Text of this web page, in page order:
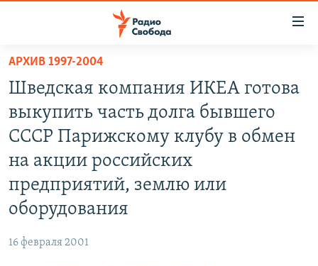
упрощенного
доступа
основному
содержанию
главной
Вернутся
ПОДКАСТЫ
АВТОРСКИЕ ПРОЕКТЫ
МНЕНИЯ
КУЛЬТУРА
АРХИВ 1997-2004
Шведская компания ИКЕА готова
выкупить часть долга бывшего
СССР Парижскому клубу в обмен
на акции российских
предприятий, землю или
оборудования
16 февраля 2001